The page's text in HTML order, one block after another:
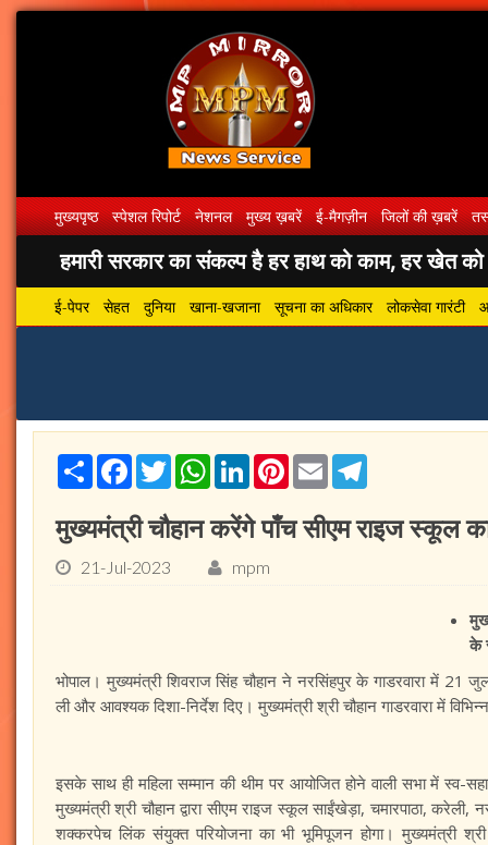
मुख्यपृष्ठ स्पेशल रिपोर्ट नेशनल मुख्य ख़बरें ई-मैगज़ीन जिलों की ख़बरें
हमारी सरकार का संकल्प है हर हाथ को काम, हर खेत को
ई-पेपर सेहत दुनिया खाना-खजाना सूचना का अधिकार लोकसेवा गारंटी
ShareFacebook
TwitterWhatsApp
LinkedInPinterest
Email
मुख्यमंत्री चौहान करेंगे पाँच सीएम राइज स्कूल
21-Jul-2023 mpm
के
भोपाल। मुख्यमंत्री शिवराज सिंह चौहान ने नरसिंहपुर के गाडरवारा में 21
ली और आवश्यक दिशा-निर्देश दिए। मुख्यमंत्री श्री चौहान गाडरवारा में
इसके साथ ही महिला सम्मान की थीम पर आयोजित होने वाली सभा में स्व-
मुख्यमंत्री श्री चौहान द्वारा सीएम राइज स्कूल साईंखेड़ा, चमारपाठा,
शक्करपेच लिंक संयुक्त परियोजना का भी भूमिपूजन होगा। मुख्यमंत्री